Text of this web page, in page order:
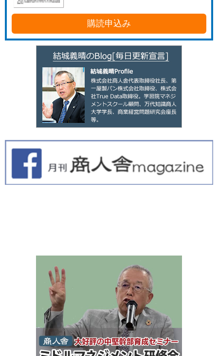
購読申込み